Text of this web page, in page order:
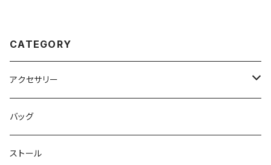
CATEGORY
アクセサリー
ネックレス
ピアス
バッグ
ストール